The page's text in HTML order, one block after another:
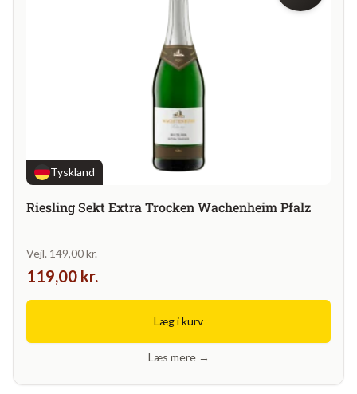
Tyskland
Riesling Sekt Extra Trocken Wachenheim Pfalz
Vejl. 149,00 kr.
119,00 kr.
Læg i kurv
Læs mere →